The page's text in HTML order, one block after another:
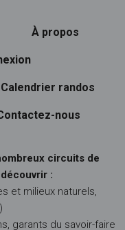
À propos
Calendrier randos
nous
circuits de
:
et milieux naturels,
garants du savoir-faire